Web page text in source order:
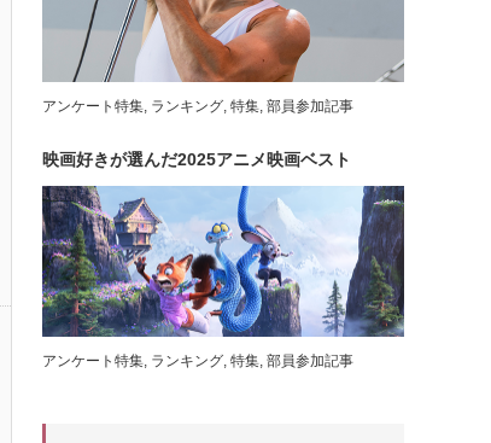
アンケート特集 ランキング 特集 部員参加記事
映画好きが選んだ2025アニメ映画ベスト
アンケート特集, ランキング, 特集, 部員参加記事